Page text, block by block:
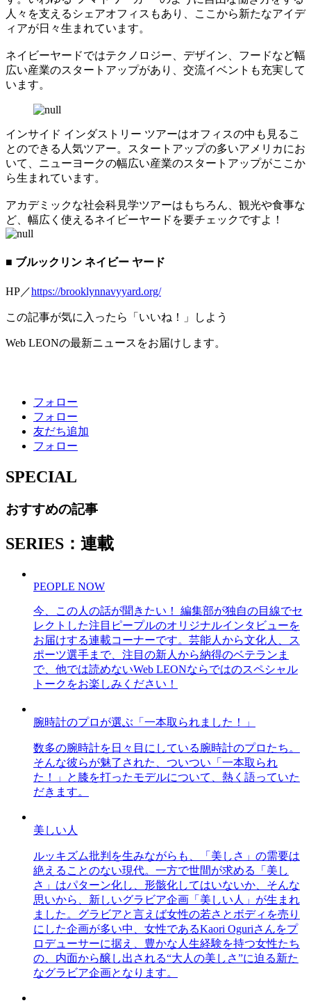
人々を支えるシェアオフィスもあり、ここから新たなアイデ
ィアが日々生まれています。
ネイビーヤードではテクノロジー、デザイン、フードなど幅
広い産業のスタートアップがあり、交流イベントも充実して
います。
インサイド インダストリー ツアーはオフィスの中も見るこ
とのできる人気ツアー。スタートアップの多いアメリカにお
いて、ニューヨークの幅広い産業のスタートアップがここか
ら生まれています。
アカデミックな社会科見学ツアーはもちろん、観光や食事な
ど、幅広く使えるネイビーヤードを要チェックですよ！
■ ブルックリン ネイビー ヤード
HP／https://brooklynnavyyard.org/
この記事が気に入ったら「いいね！」しよう
Web LEONの最新ニュースをお届けします。
フォロー
フォロー
友だち追加
フォロー
SPECIAL
おすすめの記事
SERIES：連載
PEOPLE NOW
今、この人の話が聞きたい！ 編集部が独自の目線でセ
レクトした注目ピープルのオリジナルインタビューを
お届けする連載コーナーです。芸能人から文化人、ス
ポーツ選手まで、注目の新人から納得のベテランま
で、他では読めないWeb LEONならではのスペシャル
トークをお楽しみください！
腕時計のプロが選ぶ「一本取られました！」
数多の腕時計を日々目にしている腕時計のプロたち。
そんな彼らが魅了された、ついつい「一本取られ
た！」と膝を打ったモデルについて、熱く語っていた
だきます。
美しい人
ルッキズム批判を生みながらも、「美しさ」の需要は
絶えることのない現代。一方で世間が求める「美し
さ」はパターン化し、形骸化してはいないか、そんな
思いから、新しいグラビア企画「美しい人」が生まれ
ました。グラビアと言えば女性の若さとボディを売り
にした企画が多い中、女性であるKaori Oguriさんをプ
ロデューサーに据え、豊かな人生経験を持つ女性たち
の、内面から醸し出される“大人の美しさ”に迫る新た
なグラビア企画となります。